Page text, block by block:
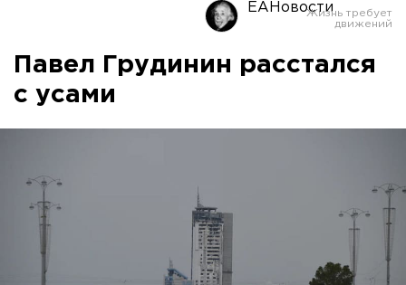
ЕАНовости
Павел Грудинин расстался
с усами